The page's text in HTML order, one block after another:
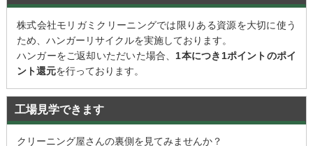
株式会社モリガミクリーニングでは限りある資源を大切に使う
ため、ハンガーリサイクルを実施しております。
ハンガーをご返却いただいた場合、 1本につき1ポイントのポイ
ント還元を行っております。
工場見学できます
クリーニング屋さんの裏側を見てみませんか？